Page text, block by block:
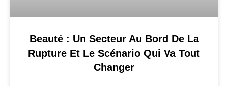
Beauté : Un Secteur Au Bord De La
Rupture Et Le Scénario Qui Va Tout
Changer